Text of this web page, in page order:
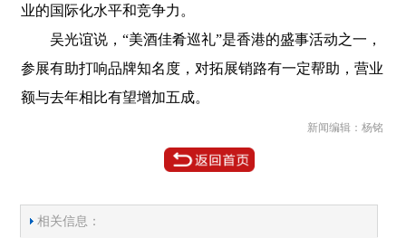
业的国际化水平和竞争力。
吴光谊说，“美酒佳肴巡礼”是香港的盛事活动之一，
参展有助打响品牌知名度，对拓展销路有一定帮助，营业
额与去年相比有望增加五成。
新闻编辑：杨铭
相关信息：